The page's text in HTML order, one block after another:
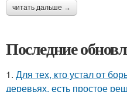
читать дальше →
Последние
1. Для тех, кто устал от
деревьях, есть простое